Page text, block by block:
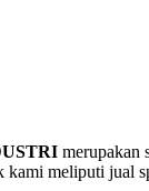
merupakan
meliputi jual